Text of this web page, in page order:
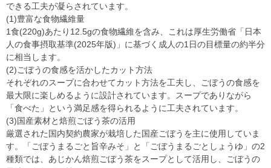
できる工夫が凝らされています。
(1)豊富な食物繊維量
1食(220g)あたり12.5gの食物繊維を含み、これは厚生労働省「日本
人の食事摂取基準(2025年版)」に基づく成人の1日の目標量の約半分
に相当します。
(2)ごぼうの食感を活かしたカット方法
それぞれのスープに合わせてカット方法を工夫し、ごぼうの食感を
最大限に楽しめるように設計されています。スープでありながら
「食べた」という満足感を得られるように工夫されています。
(3)国産素材と焙煎ごぼう茶の活用
厳選された国内契約農家が栽培した国産ごぼうを主に使用していま
す。「ごぼうまるごと旨辛みそ」と「ごぼうまるごとしょうゆ」の2
種類では、あじかん焙煎ごぼう茶をスープとして活用し、ごぼうの